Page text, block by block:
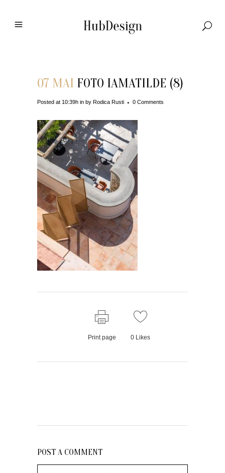
07 MAI FOTO IAMATILDE (8)
Posted at 10:39h in by Rodica Rusti 0 Comments
Print page 0Likes
POST A COMMENT